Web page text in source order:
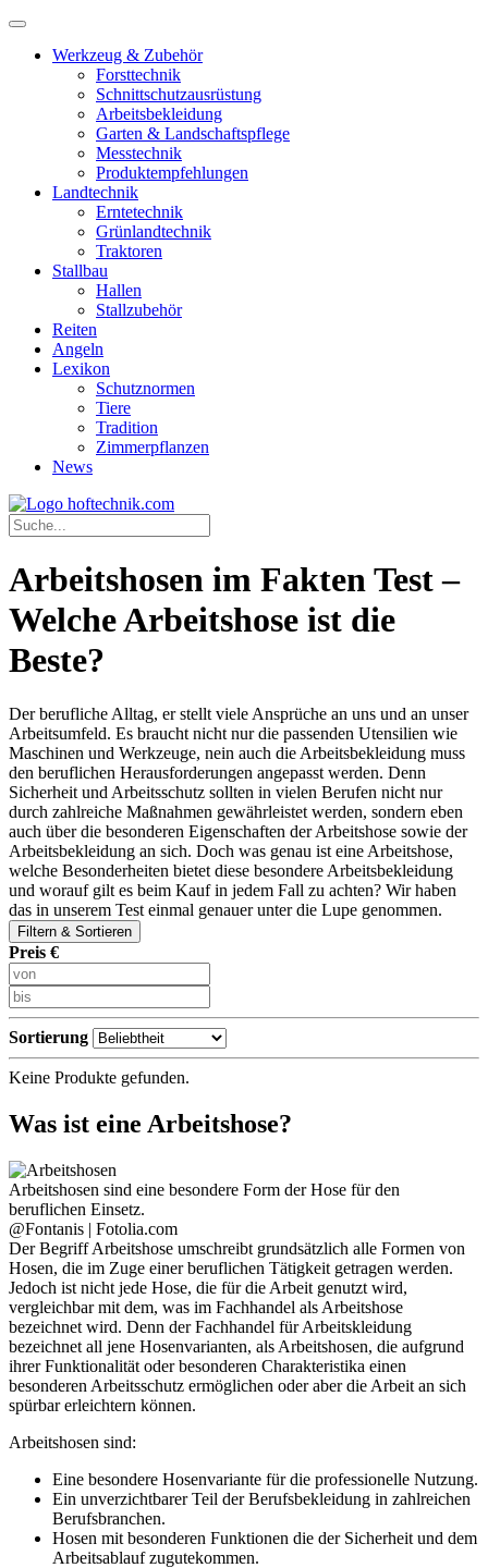
Werkzeug & Zubehör
Forsttechnik
Schnittschutzausrüstung
Arbeitsbekleidung
Garten & Landschaftspflege
Messtechnik
Produktempfehlungen
Landtechnik
Erntetechnik
Grünlandtechnik
Traktoren
Stallbau
Hallen
Stallzubehör
Reiten
Angeln
Lexikon
Schutznormen
Tiere
Tradition
Zimmerpflanzen
News
Arbeitshosen im Fakten Test –
Welche Arbeitshose ist die
Beste?
Der berufliche Alltag, er stellt viele Ansprüche an uns und an unser
Arbeitsumfeld. Es braucht nicht nur die passenden Utensilien wie
Maschinen und Werkzeuge, nein auch die Arbeitsbekleidung muss
den beruflichen Herausforderungen angepasst werden. Denn
Sicherheit und Arbeitsschutz sollten in vielen Berufen nicht nur
durch zahlreiche Maßnahmen gewährleistet werden, sondern eben
auch über die besonderen Eigenschaften der Arbeitshose sowie der
Arbeitsbekleidung an sich. Doch was genau ist eine Arbeitshose,
welche Besonderheiten bietet diese besondere Arbeitsbekleidung
und worauf gilt es beim Kauf in jedem Fall zu achten? Wir haben
das in unserem Test einmal genauer unter die Lupe genommen.
Filtern & Sortieren
Preis €
Sortierung
Keine Produkte gefunden.
Was ist eine Arbeitshose?
Arbeitshosen sind eine besondere Form der Hose für den
beruflichen Einsetz.
@Fontanis | Fotolia.com
Der Begriff Arbeitshose umschreibt grundsätzlich alle Formen von
Hosen, die im Zuge einer beruflichen Tätigkeit getragen werden.
Jedoch ist nicht jede Hose, die für die Arbeit genutzt wird,
vergleichbar mit dem, was im Fachhandel als Arbeitshose
bezeichnet wird. Denn der Fachhandel für Arbeitskleidung
bezeichnet all jene Hosenvarianten, als Arbeitshosen, die aufgrund
ihrer Funktionalität oder besonderen Charakteristika einen
besonderen Arbeitsschutz ermöglichen oder aber die Arbeit an sich
spürbar erleichtern können.
Arbeitshosen sind:
Eine besondere Hosenvariante für die professionelle Nutzung.
Ein unverzichtbarer Teil der Berufsbekleidung in zahlreichen
Berufsbranchen.
Hosen mit besonderen Funktionen die der Sicherheit und dem
Arbeitsablauf zugutekommen.